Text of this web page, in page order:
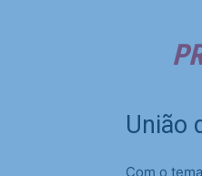
União
Com o tema